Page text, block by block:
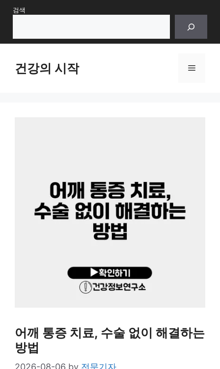
Skip검색
건강의 시작 Menu
어깨 통증 치료, 수술 없이 해결하는
방법
2026-08-06 by 전문기자